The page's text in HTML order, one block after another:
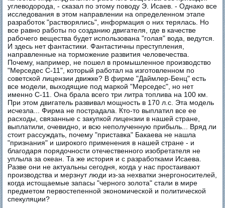
углеводорода, - сказал по этому поводу Э. Исаев. - Однако все
исследования в этом направлении на определенном этапе
разработок "растворялись", информация о них терялась. Но
все равно работы по созданию двигателя, где в качестве
рабочего вещества будет использована "голая" вода, ведутся.
И здесь нет фантастики. Фантастичны преступления,
направленные на торможение развития человечества.
Почему, например, не пошел в промышленное производство
"Мерседес С-11", который работал на изготовленном по
советской лицензии движке? В фирме "Даймлер-Бенц" есть
все модели, выходящие под маркой "Мерседес", но нет
именно С-11. Она брала всего три литра топлива на 100 км.
При этом двигатель развивал мощность в 170 л.с. Эта модель
исчезла... Фирма не пострадала. Кто-то выплатил все ее
расходы, связанные с закупкой лицензии в нашей стране,
выплатили, очевидно, и всю неполученную прибыль... Вряд ли
стоит рассуждать, почему "приставка" Бакаева не нашла
"признания" и широкого применения в нашей стране - и
благодаря порядочности отечественного изобретателя не
уплыла за океан. Та же история и с разработками Исаева.
Разве они не актуальны сегодня, когда у нас простаивают
производства и мерзнут люди из-за нехватки энергоносителей,
когда истощаемые запасы "черного золота" стали в мире
предметом первостепенной экономической и политической
спекуляции?